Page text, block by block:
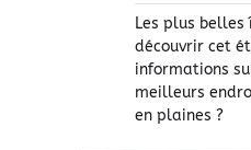
Les plus
découvrir cet
informations
meilleurs
en plaines ?